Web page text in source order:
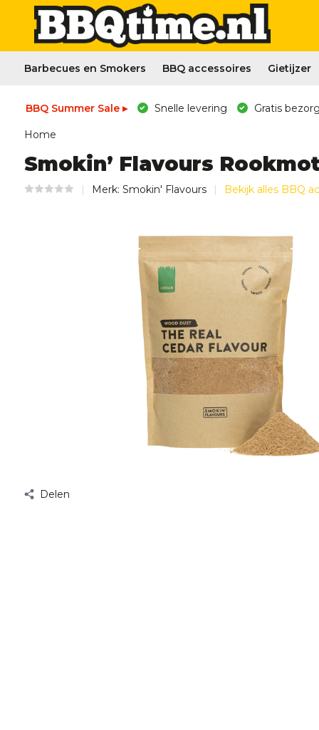
Barbecues en Smokers BBQ accessoires Gietijzer
BBQ Summer Sale ▸ Snelle levering Gratis
Home
Smokin’ Flavours
Merk: Smokin' Flavours Bekijk alles BBQ
Delen